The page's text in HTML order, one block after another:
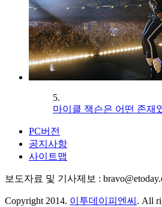
5.
마이클 잭슨은 어떤 존재
PC버전
공지사항
사이트맵
보도자료 및 기사제보 :
Copyright 2014. 이투데이피엔씨 . All